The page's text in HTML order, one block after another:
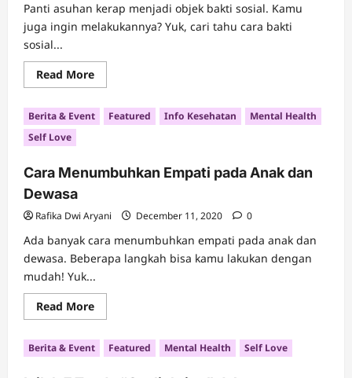
Panti asuhan kerap menjadi objek bakti sosial. Kamu
juga ingin melakukannya? Yuk, cari tahu cara bakti
sosial...
Read MoreRead
more
Cara
Mudah
Bakti
Asuhan
Berita & Event Featured Info Kesehatan
Mental Health
Self Love
Cara Menumbuhkan Empati pada Anak dan
Dewasa
Rafika Dwi Aryani December 11, 2020 0
Ada banyak cara menumbuhkan empati pada anak dan
dewasa. Beberapa langkah bisa kamu lakukan dengan
mudah! Yuk...
Read MoreRead
more
Cara
Menumbuhkan
Empati
Berita & Event Featured Mental Health Self Love